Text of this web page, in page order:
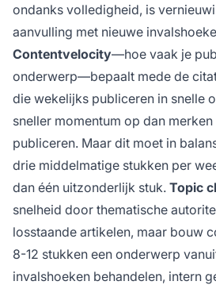
ondanks volledigheid, is
aanvulling met nieuwe
Contentvelocity—hoe vaak je
onderwerp—bepaalt mede de
die wekelijks publiceren in snelle
sneller momentum op dan
publiceren. Maar dit moet in
drie middelmatige stukken per
dan één uitzonderlijk stuk. Topic
snelheid door thematische
losstaande artikelen, maar bouw
8-12 stukken een onderwerp
invalshoeken behandelen, intern